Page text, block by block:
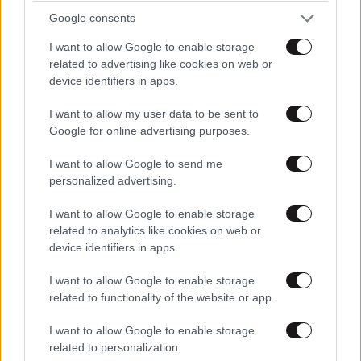
Google consents
I want to allow Google to enable storage
related to advertising like cookies on web or
device identifiers in apps.
I want to allow my user data to be sent to
Google for online advertising purposes.
I want to allow Google to send me
personalized advertising.
I want to allow Google to enable storage
related to analytics like cookies on web or
device identifiers in apps.
I want to allow Google to enable storage
related to functionality of the website or app.
I want to allow Google to enable storage
related to personalization.
Απαντήστε
Μενδωνη
Απαντήστε
Σοβαρός 13·03·2023 00:43
αντιπολιτευτικός λόγος, εμπεριστατωμένος, με
Απαντήστε